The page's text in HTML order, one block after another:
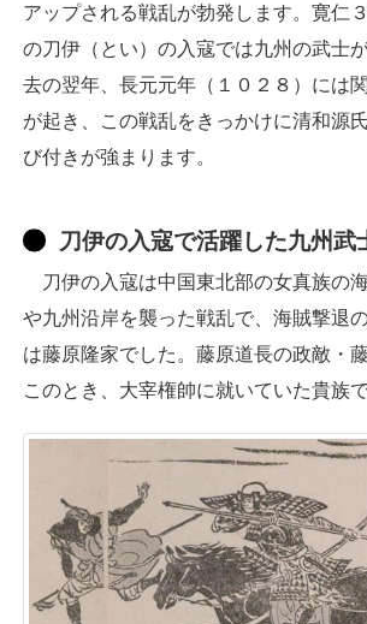
アップされる戦乱が勃発します。寛仁
の刀伊（とい）の入寇では九州の武士
去の翌年、長元元年（１０２８）には
が起き、この戦乱をきっかけに清和源
び付きが強まります。
刀伊の入寇で活躍した九州武
刀伊の入寇は中国東北部の女真族の
や九州沿岸を襲った戦乱で、海賊撃退
は藤原隆家でした。藤原道長の政敵・
このとき、大宰権帥に就いていた貴族で